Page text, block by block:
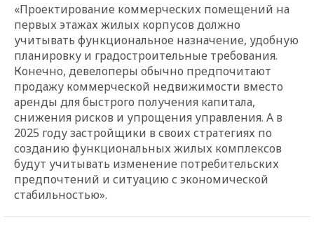
«Проектирование коммерческих помещений на
первых этажах жилых корпусов должно
учитывать функциональное назначение, удобную
планировку и градостроительные требования.
Конечно, девелоперы обычно предпочитают
продажу коммерческой недвижимости вместо
аренды для быстрого получения капитала,
снижения рисков и упрощения управления. А в
2025 году застройщики в своих стратегиях по
созданию функциональных жилых комплексов
будут учитывать изменение потребительских
предпочтений и ситуацию с экономической
стабильностью».